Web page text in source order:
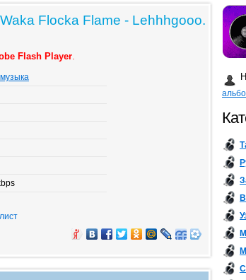
Flocka Flame - Lehhhgooo.
Flash Player.